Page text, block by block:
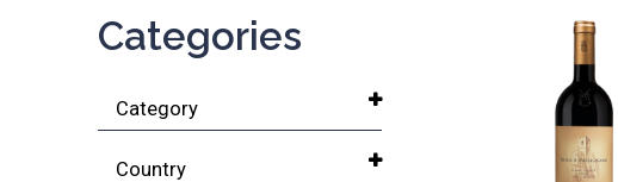
Categories
Category
Country